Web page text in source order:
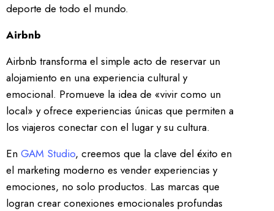
deporte de todo el mundo.
Airbnb
Airbnb transforma el simple acto de reservar un
alojamiento en una experiencia cultural y
emocional. Promueve la idea de «vivir como un
local» y ofrece experiencias únicas que permiten a
los viajeros conectar con el lugar y su cultura.
En GAM Studio, creemos que la clave del éxito en
el marketing moderno es vender experiencias y
emociones, no solo productos. Las marcas que
logran crear conexiones emocionales profundas